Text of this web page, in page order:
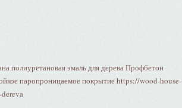
полиуретановая эмаль для дерева Профбетон
паропроницаемое покрытие https://wood-house-